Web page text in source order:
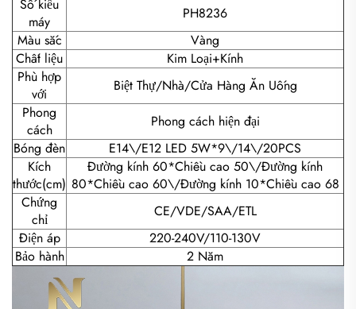
Số kiểu
máy
PH8236
Màu sắc
Vàng
Chất liệu
Kim Loại+Kính
Phù hợp
với
Biệt Thự/Nhà/Cửa Hàng Ăn Uống
Phong
cách
Phong cách hiện đại
Bóng đèn
E14\/E12 LED 5W*9\/14\/20PCS
Kích
thước(cm)
Đường kính 60*Chiều cao 50\/Đường kính
80*Chiều cao 60\/Đường kính 10*Chiều cao 68
Chứng
chỉ
CE/VDE/SAA/ETL
Điện áp
220-240V/110-130V
Bảo hành
2 Năm